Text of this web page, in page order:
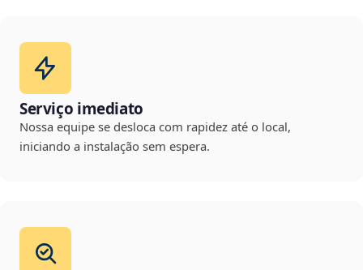
Serviço imediato
Nossa equipe se desloca com rapidez até o local,
iniciando a instalação sem espera.